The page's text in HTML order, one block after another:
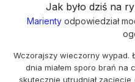
Jak było dziś na
Marienty odpowiedział
Wczorajszy wieczorny wypad.
dnia miałem sporo brań na
skutecznie utrudniał